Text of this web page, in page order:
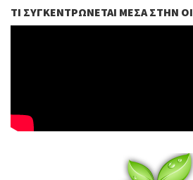
ΤΙ ΣΥΓΚΕΝΤΡΏΝΕΤΑΙ ΜΈΣΑ ΣΤΗΝ